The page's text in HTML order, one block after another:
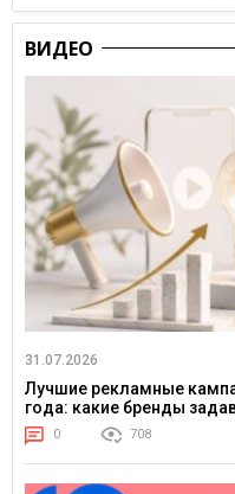
ВИДЕО
31.07.2026
Лучшие рекламные
года: какие бренды
0 708